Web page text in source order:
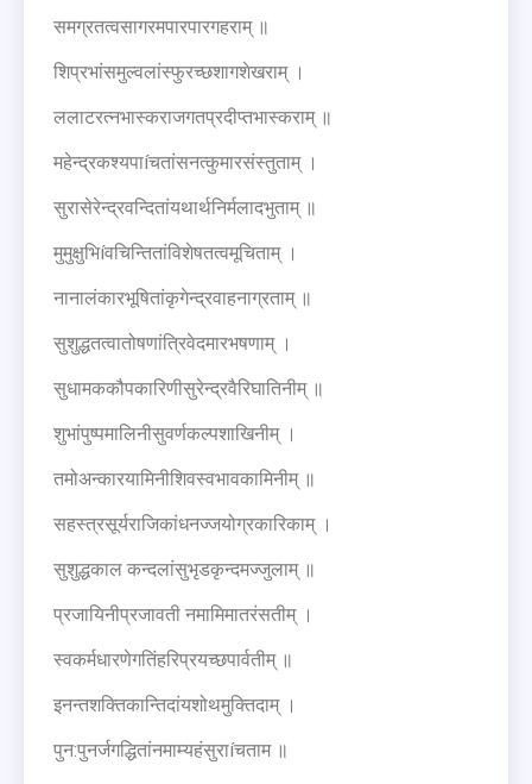
समग्रतत्वसागरमपारपारगहराम् ॥
शिप्रभांसमुल्वलांस्फुरच्छशागशेखराम् ।
ललाटरत्‍‌नभास्कराजगतप्रदीप्तभास्कराम् ॥
महेन्द्रकश्यपाíचतांसनत्कुमारसंस्तुताम् ।
सुरासेरेन्द्रवन्दितांयथार्थनिर्मलादभुताम् ॥
मुमुक्षुभिíवचिन्तितांविशेषतत्वमूचिताम् ।
नानालंकारभूषितांकृगेन्द्रवाहनाग्रताम् ॥
सुशुद्धतत्वातोषणांत्रिवेदमारभषणाम् ।
सुधामककौपकारिणीसुरेन्द्रवैरिघातिनीम् ॥
शुभांपुष्पमालिनीसुवर्णकल्पशाखिनीम् ।
तमोअन्कारयामिनीशिवस्वभावकामिनीम् ॥
सहस्त्रसूर्यराजिकांधनज्जयोग्रकारिकाम् ।
सुशुद्धकाल कन्दलांसुभृडकृन्दमज्जुलाम् ॥
प्रजायिनीप्रजावती नमामिमातरंसतीम् ।
स्वकर्मधारणेगतिंहरिप्रयच्छपार्वतीम् ॥
इनन्तशक्तिकान्तिदांयशोथमुक्तिदाम् ।
पुन:पुनर्जगद्धितांनमाम्यहंसुराíचताम ॥